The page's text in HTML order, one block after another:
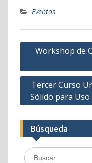
Eventos
Navegación
entradas
Workshop de
Tercer Curso
Sólido para
Búsqueda
Buscar: